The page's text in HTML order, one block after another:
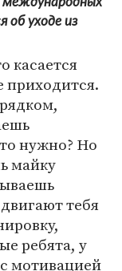
об уходе из
касается
приходится.
нужно? Но
майку
тебя
ребята, у
мотивацией